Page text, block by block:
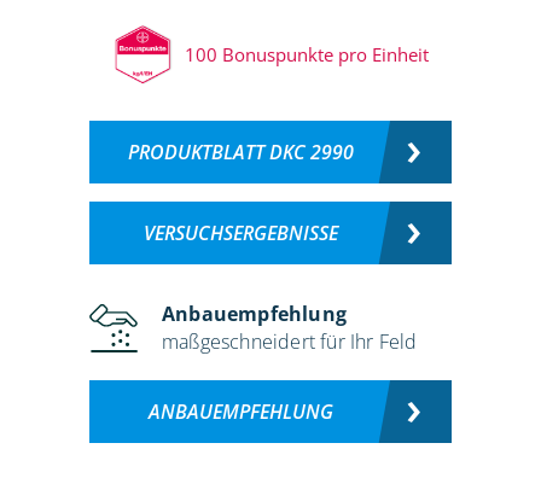
100 Bonuspunkte pro Einheit
PRODUKTBLATT DKC 2990
VERSUCHSERGEBNISSE
Anbauempfehlung
maßgeschneidert für Ihr Feld
ANBAUEMPFEHLUNG